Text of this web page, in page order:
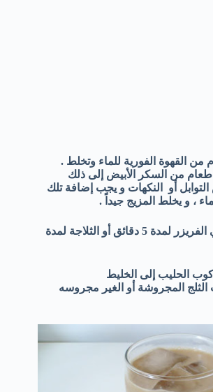
أو 2 ملعقة طعام من السكر الأبيض إلى ذلك
أو النكهات و يجب إضافة تلك
، و يخلط المزيج جيداً .
6- يتم تبريد الخليط في الفريزر لمدة 5 دقائق أو الثلاجة لمدة
المجروشة أو الغير مجروسه